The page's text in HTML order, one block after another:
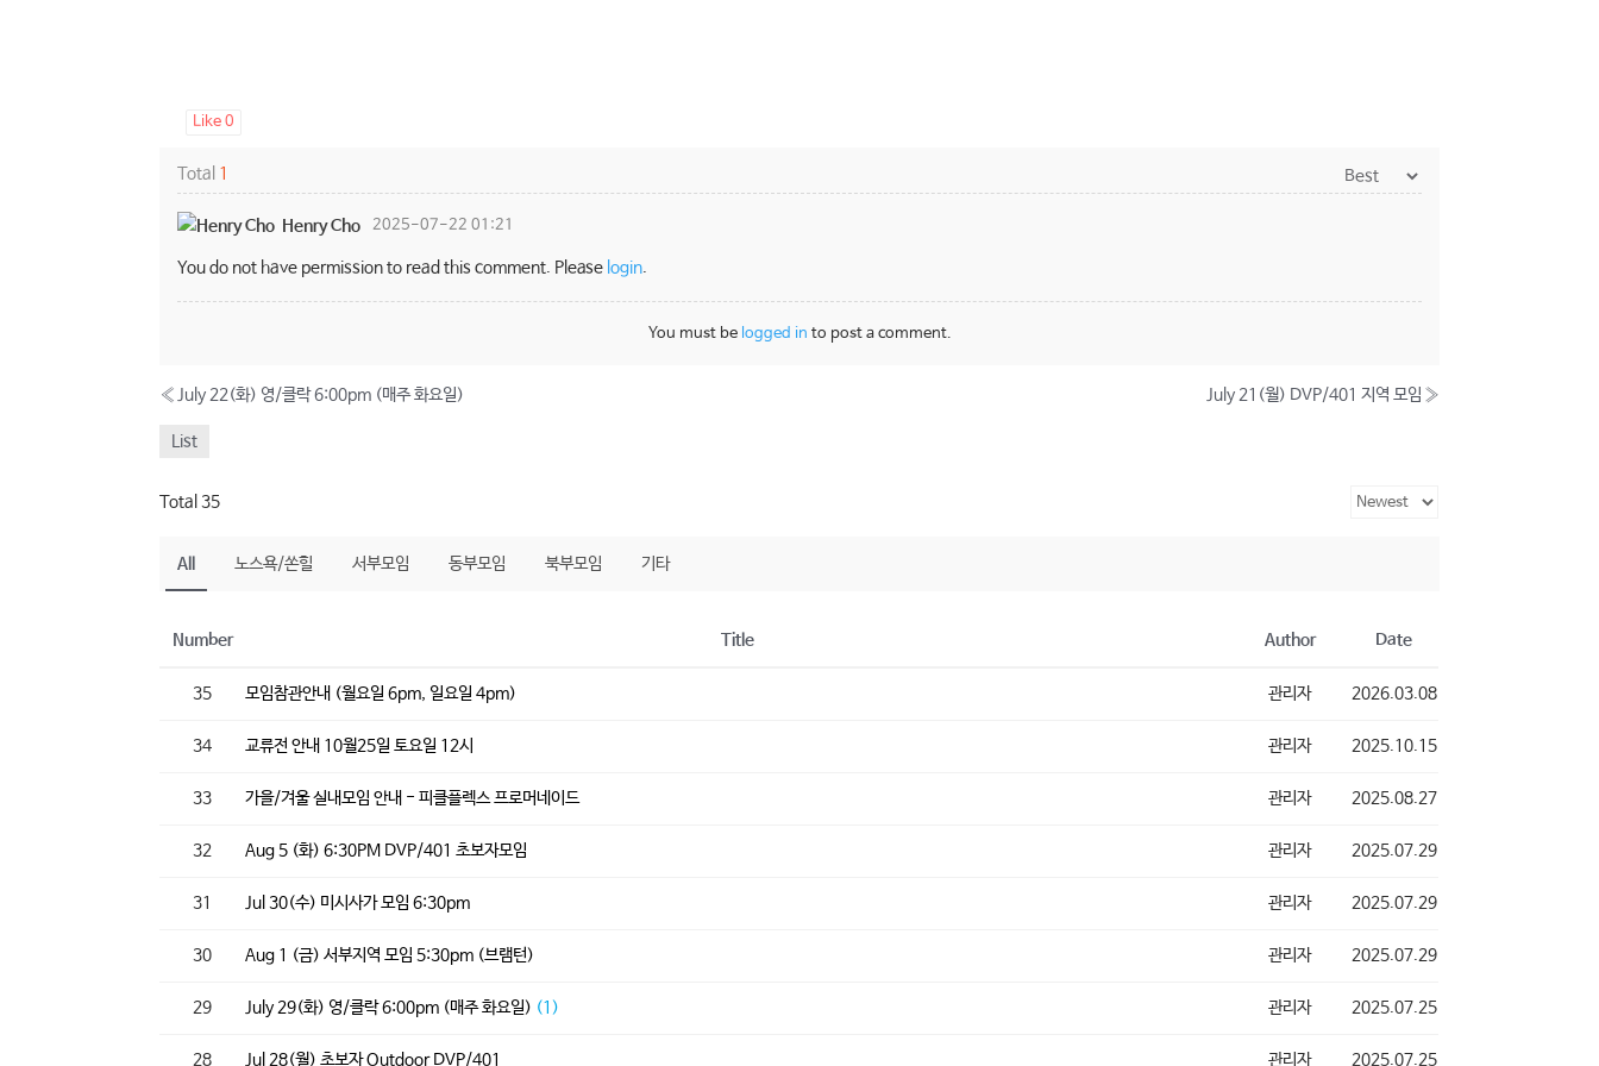
Like0
Total 1
Henry Cho 2025-07-22 01:21
You do not have permission to read this comment. Please login.
You must be logged in to post a comment.
« July 22(화) 영/클락 6:00pm (매주 화요일) July 21(월) DVP/401 지역 모임 »
List
Total 35
All 노스욕/쏜힐 서부모임 동부모임 북부모임 기타
Number Title Author Date
35 모임참관안내 (월요일 6pm, 일요일 4pm) 관리자 2026.03.08
34 교류전 안내 10월25일 토요일 12시 관리자 2025.10.15
33 가을/겨울 실내모임 안내 - 피클플렉스 프로머네이드 관리자 2025.08.27
32 Aug 5 (화) 6:30PM DVP/401 초보자모임 관리자 2025.07.29
31 Jul 30(수) 미시사가 모임 6:30pm 관리자 2025.07.29
30 Aug 1 (금) 서부지역 모임 5:30pm (브램턴) 관리자 2025.07.29
29 July 29(화) 영/클락 6:00pm (매주 화요일) (1) 관리자 2025.07.25
28 Jul 28(월) 초보자 Outdoor DVP/401 관리자 2025.07.25